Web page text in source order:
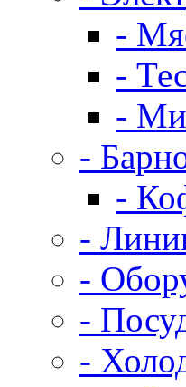
-
-
-
-
-
-
-
-
-